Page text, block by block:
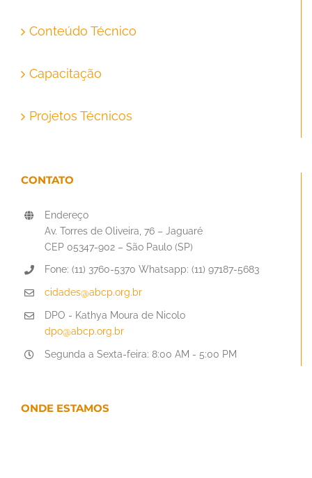
Conteúdo Técnico
Capacitação
Projetos Técnicos
CONTATO
Endereço
Av. Torres de Oliveira, 76 – Jaguaré
CEP 05347-902 – São Paulo (SP)
Fone: (11) 3760-5370 Whatsapp: (11) 97187-5683
cidades@abcp.org.br
DPO - Kathya Moura de Nicolo
dpo@abcp.org.br
Segunda a Sexta-feira: 8:00 AM - 5:00 PM
ONDE ESTAMOS